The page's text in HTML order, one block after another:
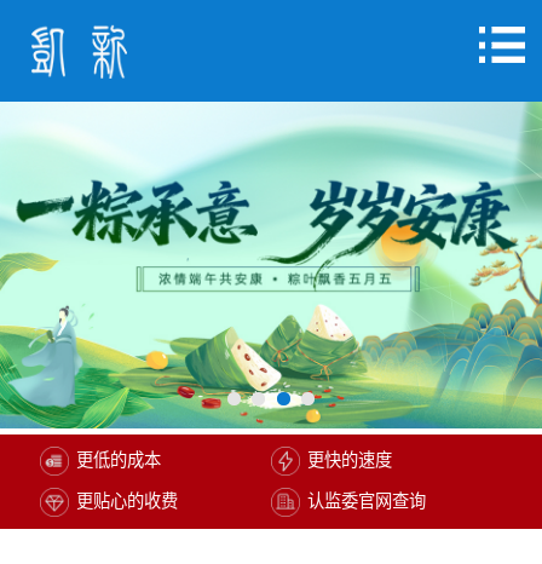
更低的成本 更快的速度
更贴心的收费 认监委官网查询